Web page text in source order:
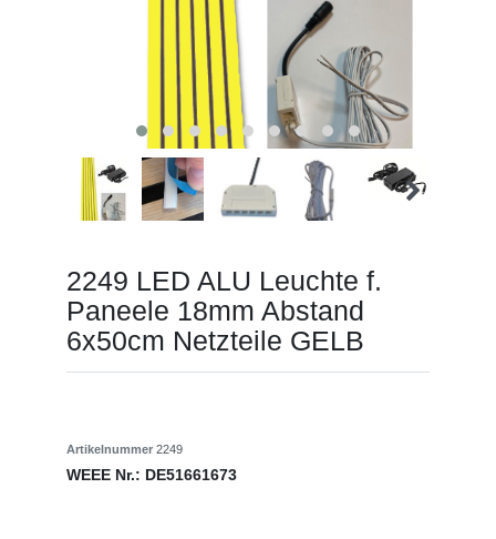
2249 LED ALU Leuchte f.
Paneele 18mm Abstand
6x50cm Netzteile GELB
Artikelnummer 2249
WEEE Nr.: DE51661673